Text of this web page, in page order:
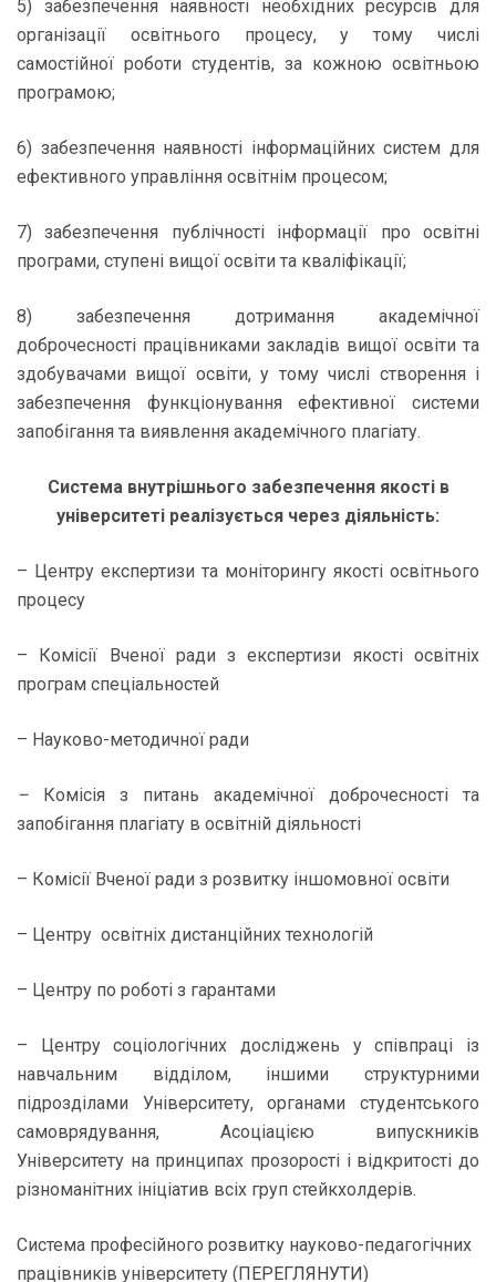
5) забезпечення наявності необхідних ресурсів для
організації освітнього процесу, у тому числі
самостійної роботи студентів, за кожною освітньою
програмою;
6) забезпечення наявності інформаційних систем для
ефективного управління освітнім процесом;
7) забезпечення публічності інформації про освітні
програми, ступені вищої освіти та кваліфікації;
8) забезпечення дотримання академічної
доброчесності працівниками закладів вищої освіти та
здобувачами вищої освіти, у тому числі створення і
забезпечення функціонування ефективної системи
запобігання та виявлення академічного плагіату.
Система внутрішнього забезпечення якості в
університеті реалізується через діяльність:
– Центру експертизи та моніторингу якості освітнього
процесу
– Комісії Вченої ради з експертизи якості освітніх
програм спеціальностей
– Науково-методичної ради
–
Комісія з питань академічної доброчесності та
запобігання плагіату в освітній діяльності
– Комісії Вченої ради з розвитку іншомовної освіти
– Центру освітніх дистанційних технологій
– Центру по роботі з гарантами
– Центру соціологічних досліджень у співпраці із
навчальним відділом, іншими структурними
підрозділами Університету, органами студентського
самоврядування, Асоціацією випускників
Університету на принципах прозорості і відкритості до
різноманітних ініціатив всіх груп стейкхолдерів.
Система професійного розвитку науково-педагогічних
працівників університету ( ПЕРЕГЛЯНУТИ)